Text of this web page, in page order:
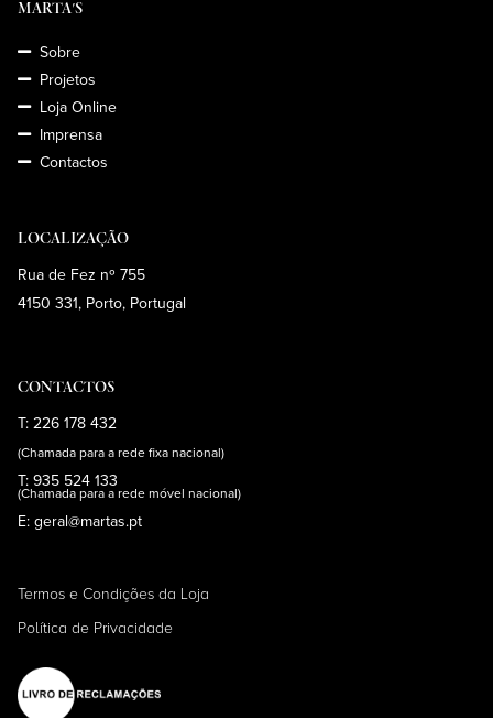
MARTA'S
Sobre
Projetos
Loja Online
Imprensa
Contactos
LOCALIZAÇÃO
Rua de Fez nº 755
4150 331, Porto, Portugal
CONTACTOS
T: 226 178 432
(Chamada para a rede fixa nacional)
T: 935 524 133
(Chamada para a rede móvel nacional)
E: geral@martas.pt
Termos e Condições da Loja
Política de Privacidade